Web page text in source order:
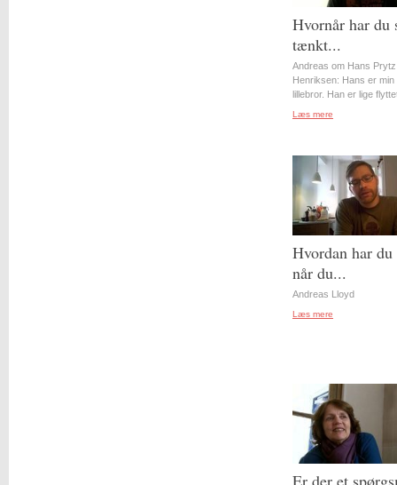
Hvornår har du
tænkt...
Andreas om Hans Prytz
Henriksen: Hans er min
lillebror. Han er lige
Læs mere
Hvordan har du
når du...
Andreas Lloyd
Læs mere
Er der et